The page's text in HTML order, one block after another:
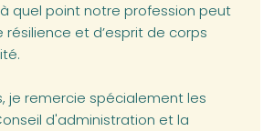
quel point notre profession peut
et d’esprit de corps
je remercie spécialement les
d'administration et la